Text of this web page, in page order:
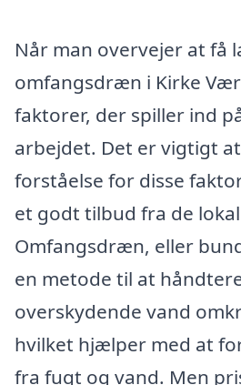
Når man overvejer at få
omfangsdræn i Kirke
faktorer, der spiller ind
arbejdet. Det er vigtigt
forståelse for disse
et godt tilbud fra de
Omfangsdræn, eller
en metode til at
overskydende vand
hvilket hjælper med at
fra fugt og vand. Men